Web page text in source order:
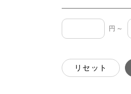
円～
リセット